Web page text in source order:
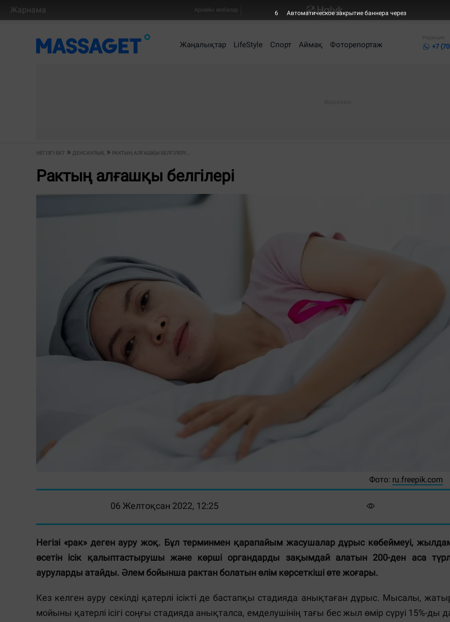
Жарнама Арнайы жобалар
Жаңалықтар LifeStyle Спорт Аймақ Фоторепортаж
Редакция
+7
НЕГІЗГІ БЕТ ДЕНСАУЛЫҚ РАКТЫҢ АЛҒАШҚЫ БЕЛГІЛЕРІ...
Рактың алғашқы белгілері
Фото: ru.freepik.com
06 Желтоқсан 2022, 12:25
Негізі «рак» деген ауру жоқ. Бұл терминмен қарапайым жасушалар дұрыс көбеймеуі,
өсетін ісік қалыптастырушы және көрші органдарды зақымдай алатын 200-ден аса
ауруларды атайды. Әлем бойынша рактан болатын өлім көрсеткіші өте жоғары.
Кез келген ауру секілді қатерлі ісікті де бастапқы стадияда анықтаған дұрыс. Мысалы,
мойыны қатерлі ісігі соңғы стадияда анықталса, емделушінің тағы бес жыл өмір сүруі 15%-ды
4 Автоматическое закрытие баннера через